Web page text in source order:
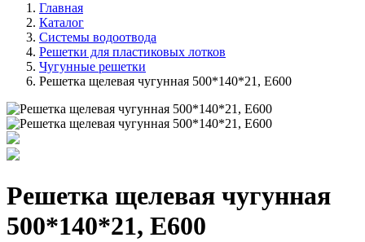
Главная
Каталог
Системы водоотвода
Решетки для пластиковых лотков
Чугунные решетки
Решетка щелевая чугунная 500*140*21, E600
Решетка щелевая чугунная
500*140*21, E600